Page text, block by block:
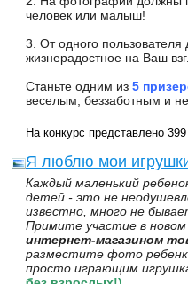
человек или малыш!
3. От одного
жизнерадостное на Ваш
Станьте одним из 5
веселым, беззаботным и
На конкурс представлено
Я люблю мои
Каждый маленький
детей - это не
известно, много не
Примите участие в
интернет-магазином
разместите фото
просто играющим